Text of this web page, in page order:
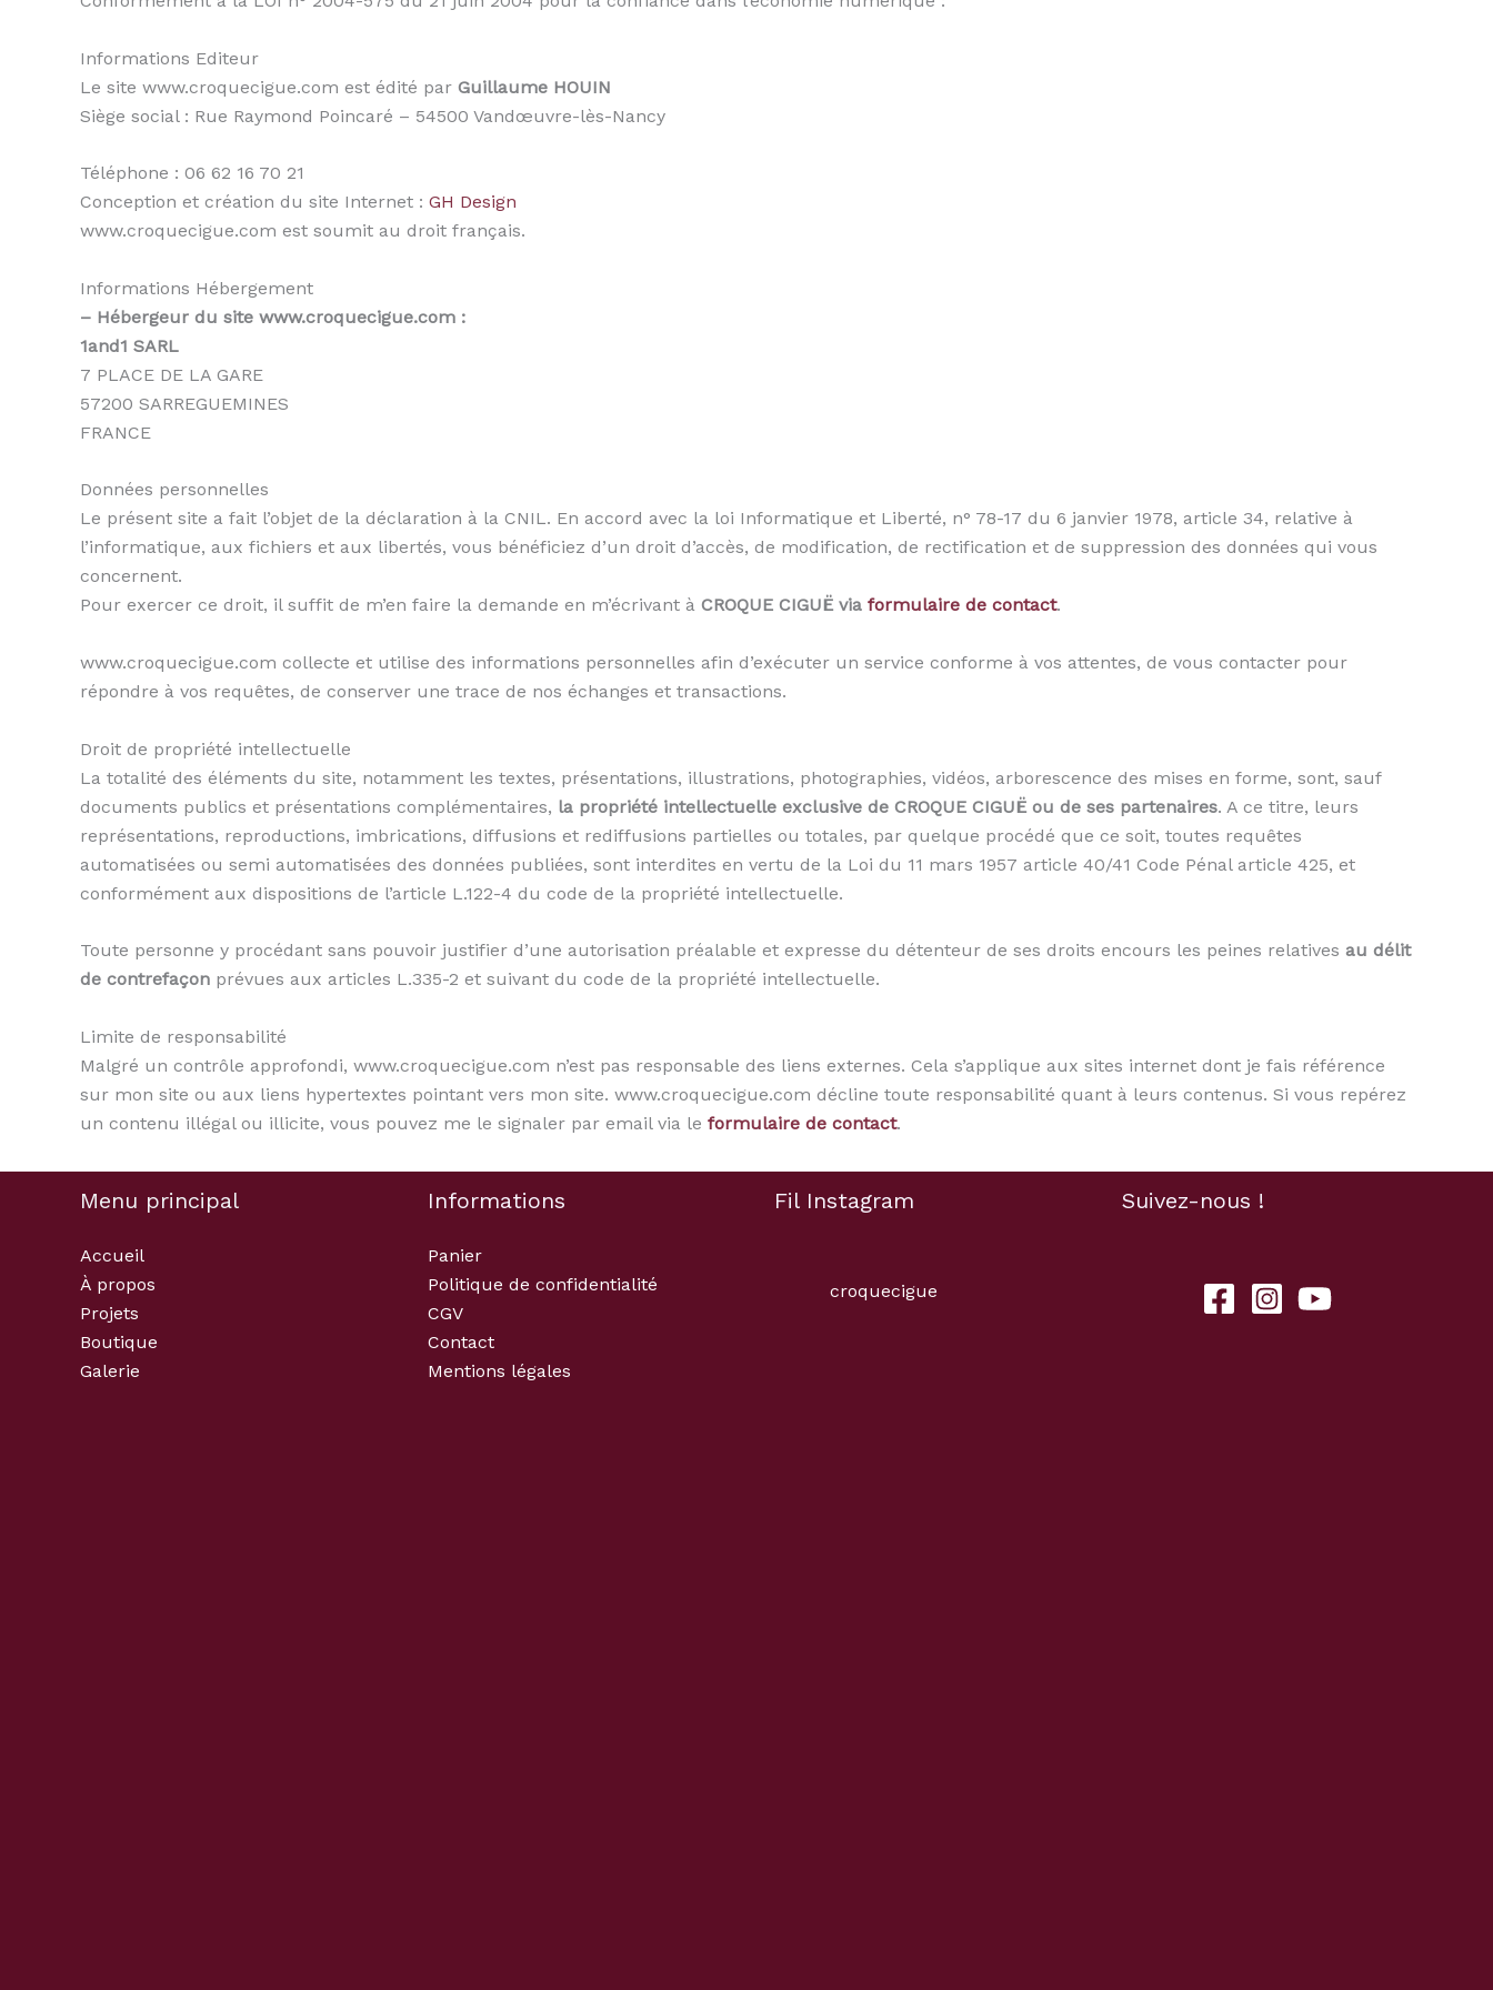
Informations Editeur
Le site www.croquecigue.com est édité par Guillaume HOUIN
Siège social : Rue Raymond Poincaré‎ – 54500 Vandœuvre-lès-Nancy
Téléphone : 06 62 16 70 21
Conception et création du site Internet : GH Design
www.croquecigue.com est soumit au droit français.
Informations Hébergement
– Hébergeur du site www.croquecigue.com :
1and1 SARL
7 PLACE DE LA GARE
57200 SARREGUEMINES
FRANCE
Données personnelles
Le présent site a fait l’objet de la déclaration à la CNIL. En accord avec la loi Informatique et Liberté, n° 78-17 du 6 janvier 1978, article 34, relative à
l’informatique, aux fichiers et aux libertés, vous bénéficiez d’un droit d’accès, de modification, de rectification et de suppression des données qui vous
concernent.
Pour exercer ce droit, il suffit de m’en faire la demande en m’écrivant à CROQUE CIGUË via formulaire de contact.
www.croquecigue.com collecte et utilise des informations personnelles afin d’exécuter un service conforme à vos attentes, de vous contacter pour
répondre à vos requêtes, de conserver une trace de nos échanges et transactions.
Droit de propriété intellectuelle
La totalité des éléments du site, notamment les textes, présentations, illustrations, photographies, vidéos, arborescence des mises en forme, sont, sauf
documents publics et présentations complémentaires, la propriété intellectuelle exclusive de CROQUE CIGUË ou de ses partenaires. A ce titre, leurs
représentations, reproductions, imbrications, diffusions et rediffusions partielles ou totales, par quelque procédé que ce soit, toutes requêtes
automatisées ou semi automatisées des données publiées, sont interdites en vertu de la Loi du 11 mars 1957 article 40/41 Code Pénal article 425, et
conformément aux dispositions de l’article L.122-4 du code de la propriété intellectuelle.
Toute personne y procédant sans pouvoir justifier d’une autorisation préalable et expresse du détenteur de ses droits encours les peines relatives au délit
de contrefaçon prévues aux articles L.335-2 et suivant du code de la propriété intellectuelle.
Limite de responsabilité
Malgré un contrôle approfondi, www.croquecigue.com n’est pas responsable des liens externes. Cela s’applique aux sites internet dont je fais référence
sur mon site ou aux liens hypertextes pointant vers mon site. www.croquecigue.com décline toute responsabilité quant à leurs contenus. Si vous repérez
un contenu illégal ou illicite, vous pouvez me le signaler par email via le formulaire de contact.
Menu principal
Accueil
À propos
Projets
Boutique
Galerie
Informations
Panier
Politique de confidentialité
CGV
Contact
Mentions légales
Fil Instagram
croquecigue
Suivez-nous !